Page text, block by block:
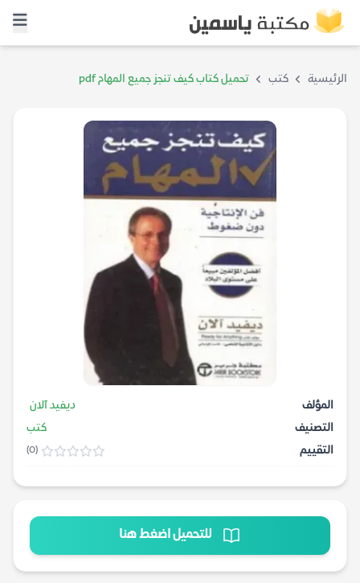
الرئيسية كتب تحميل كتاب كيف تنجز جميع المهام pdf
المؤلف
ديفيد آلان
التصنيف
كتب
التقييم
(0)
للتحميل اضغط هنا